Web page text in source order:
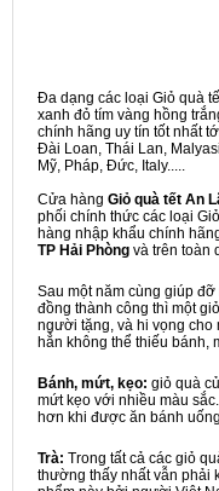
Đa dạng các loại Giỏ quà
xanh đỏ tím vàng hồng
chính hãng uy tín tốt nhất
Đài Loan, Thái Lan,
Mỹ, Pháp, Đức, Italy.....
Cửa hàng Giỏ quà tết An
phối chính thức các loại
hàng nhập khẩu chính
TP Hải Phòng và trên toàn
Sau một năm cùng giúp
đồng thành công thì một
người tặng, và hi vọng cho
hẳn không thể thiếu bánh,
Bánh, mứt, kẹo: giỏ quà
mứt kẹo với nhiều màu
hơn khi được ăn bánh
Trà: Trong tất cả các giỏ
thường thấy nhất vẫn phải